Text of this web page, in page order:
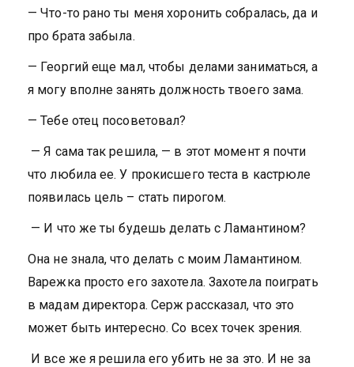
— Что-то рано ты меня хоронить собралась, да и
про брата забыла.
— Георгий еще мал, чтобы делами заниматься, а
я могу вполне занять должность твоего зама.
— Тебе отец посоветовал?
— Я сама так решила, — в этот момент я почти
что любила ее. У прокисшего теста в кастрюле
появилась цель – стать пирогом.
— И что же ты будешь делать с Ламантином?
Она не знала, что делать с моим Ламантином.
Варежка просто его захотела. Захотела поиграть
в мадам директора. Серж рассказал, что это
может быть интересно. Со всех точек зрения.
И все же я решила его убить не за это. И не за